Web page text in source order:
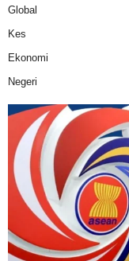
Global
Kes
Ekonomi
Negeri